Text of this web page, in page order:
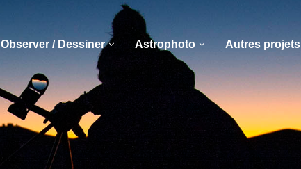
Observer / Dessiner Astrophoto Autres projets